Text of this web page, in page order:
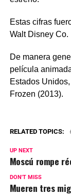
Estas cifras
Walt Disney Co.
De manera
película
Estados
Frozen (2013).
RELATED TOPICS:
UP NEXT
Moscú rompe
DON'T MISS
Mueren tres